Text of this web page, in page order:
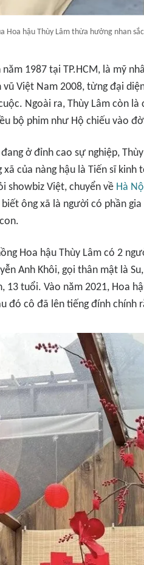
Hoa hậu Thùy Lâm thừa hưởng nhan
năm 1987 tại TP.HCM, là mỹ
vũ Việt Nam 2008, từng đại
Ngoài ra, Thùy Lâm còn
bộ phim như Hộ chiếu vào
ở đỉnh cao sự nghiệp,
xã của nàng hậu là Tiến sĩ
showbiz Việt, chuyển về Hà
biết ông xã là người có phần
Hoa hậu Thùy Lâm có 2
Anh Khôi, gọi thân mật là
13 tuổi. Vào năm 2021, Hoa
đó cô đã lên tiếng đính chính